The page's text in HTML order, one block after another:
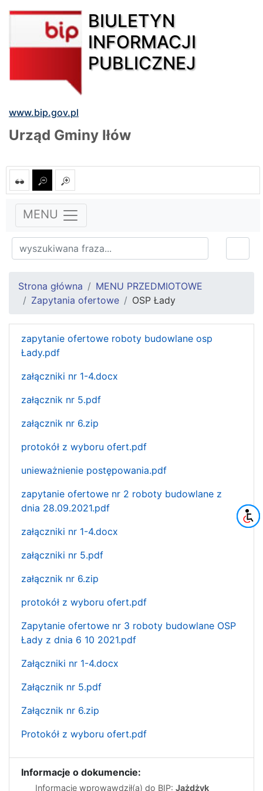
BIULETYN
INFORMACJI
PUBLICZNEJ
www.bip.gov.pl
Urząd Gminy Iłów
MENU
Strona główna
MENU PRZEDMIOTOWE
Zapytania ofertowe
OSP Łady
zapytanie ofertowe roboty budowlane osp
Łady.pdf
załączniki nr 1-4.docx
załącznik nr 5.pdf
załącznik nr 6.zip
protokół z wyboru ofert.pdf
unieważnienie postępowania.pdf
zapytanie ofertowe nr 2 roboty budowlane z
dnia 28.09.2021.pdf
załączniki nr 1-4.docx
załączniki nr 5.pdf
załącznik nr 6.zip
protokół z wyboru ofert.pdf
Zapytanie ofertowe nr 3 roboty budowlane OSP
Łady z dnia 6 10 2021.pdf
Załączniki nr 1-4.docx
Załącznik nr 5.pdf
Załącznik nr 6.zip
Protokół z wyboru ofert.pdf
Informacje o dokumencie:
Informację wprowawdził(a) do BIP: Jażdżyk